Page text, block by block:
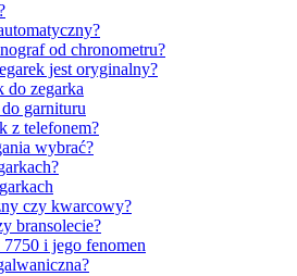
od chronometru?
jest oryginalny?
do zegarka
garnituru
z telefonem?
wybrać?
czy kwarcowy?
bransolecie?
i jego fenomen